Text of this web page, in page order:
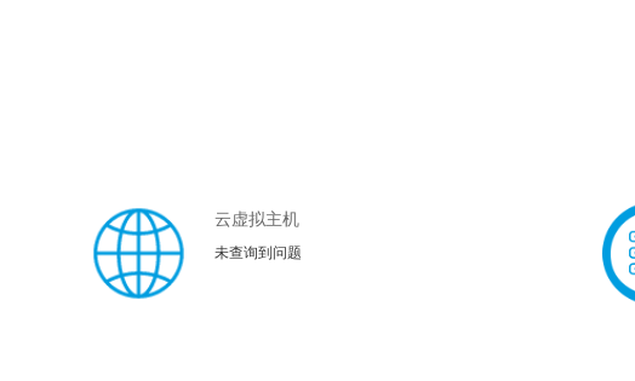
云虚拟主机
未查询到问题